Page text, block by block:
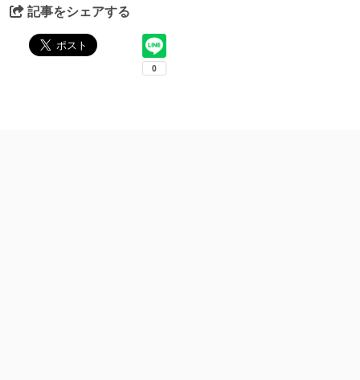
記事をシェアする